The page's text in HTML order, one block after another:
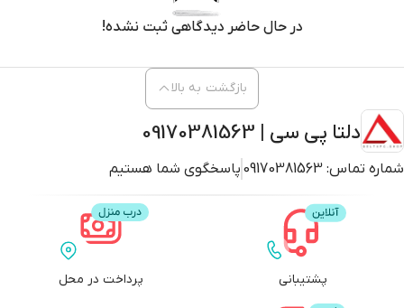
در حال حاضر دیدگاهی ثبت نشده!
دلتا پی سی | 09170381563
شماره تماس: 09170381563 پاسخگوی شما هستیم
بازگشت به بالا
پشتیبانی پرداخت در محل